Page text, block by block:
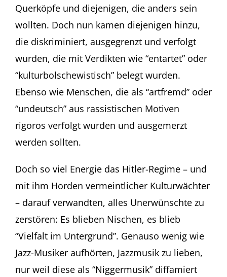
Querköpfe und diejenigen, die anders sein
wollten. Doch nun kamen diejenigen hinzu,
die diskriminiert, ausgegrenzt und verfolgt
wurden, die mit Verdikten wie “entartet” oder
“kulturbolschewistisch” belegt wurden.
Ebenso wie Menschen, die als “artfremd” oder
“undeutsch” aus rassistischen Motiven
rigoros verfolgt wurden und ausgemerzt
werden sollten.
Doch so viel Energie das Hitler-Regime – und
mit ihm Horden vermeintlicher Kulturwächter
– darauf verwandten, alles Unerwünschte zu
zerstören: Es blieben Nischen, es blieb
“Vielfalt im Untergrund”. Genauso wenig wie
Jazz-Musiker aufhörten, Jazzmusik zu lieben,
nur weil diese als “Niggermusik” diffamiert